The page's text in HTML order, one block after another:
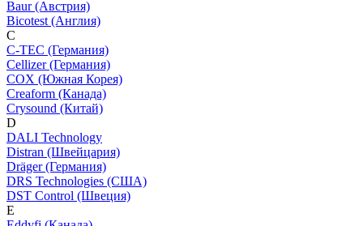
Baur (Австрия)
Bicotest (Англия)
C
C-TEC (Германия)
Cellizer (Германия)
COX (Южная Корея)
Creaform (Канада)
Crysound (Китай)
D
DALI Technology
Distran (Швейцария)
Dräger (Германия)
DRS Technologies (США)
DST Control (Швеция)
E